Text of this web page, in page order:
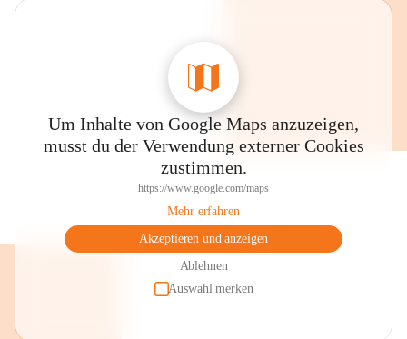
Um Inhalte von Google Maps anzuzeigen,
musst du der Verwendung externer Cookies
zustimmen.
https://www.google.com/maps
Mehr erfahren
Akzeptieren und anzeigen
Ablehnen
Auswahl merken